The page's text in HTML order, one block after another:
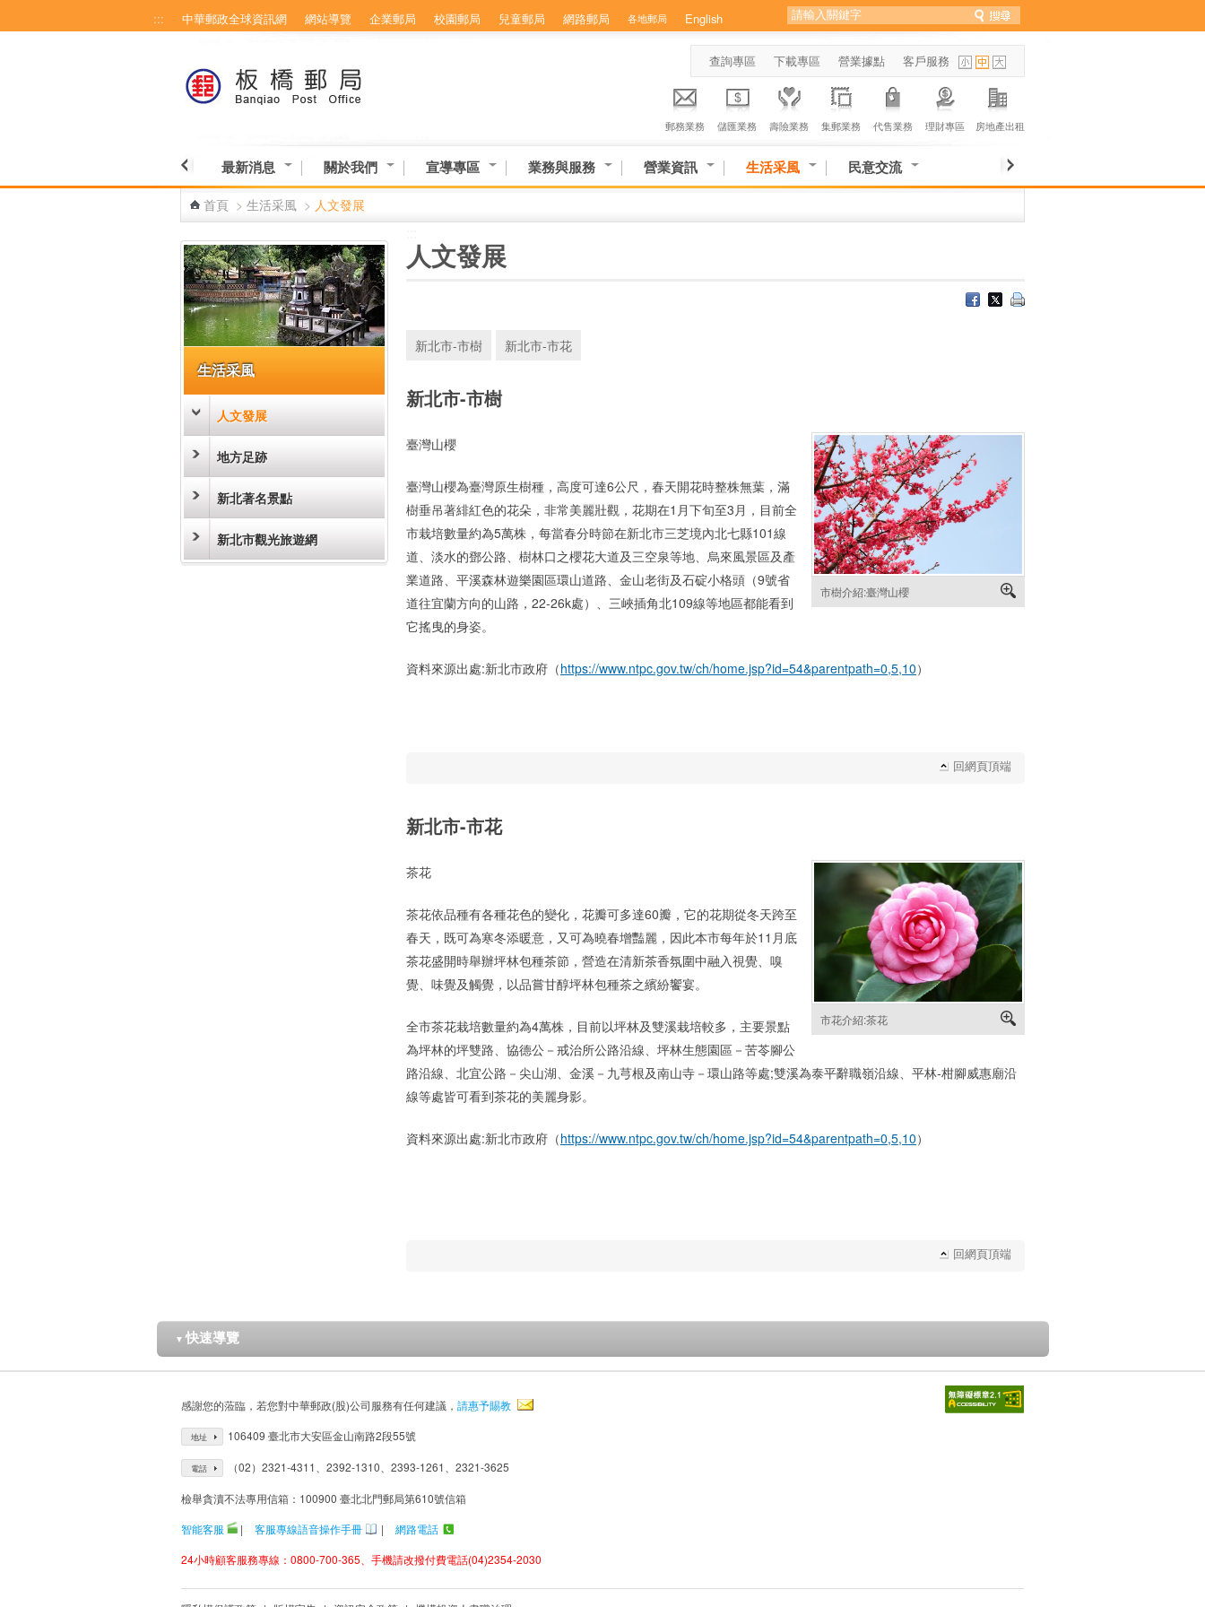
::: 中華郵政全球資訊網 網站導覽 企業郵局 校園郵局 兒童郵局 網路郵局 各地郵局 English
查詢專區 下載專區 營業據點 客戶服務
郵務業務 儲匯業務 壽險業務 集郵業務 代售業務 理財專區 房地產出租
最新消息 關於我們 宣導專區 業務與服務 營業資訊 生活采風 民意交流
首頁 > 生活采風 > 人文發展
生活采風
人文發展
地方足跡
新北著名景點
新北市觀光旅遊網
人文發展
新北市-市樹 新北市-市花
新北市-市樹
市樹介紹:臺灣山櫻
臺灣山櫻
臺灣山櫻為臺灣原生樹種，高度可達6公尺，春天開花時整株無葉，滿
樹垂吊著緋紅色的花朵，非常美麗壯觀，花期在1月下旬至3月，目前全
市栽培數量約為5萬株，每當春分時節在新北市三芝境內北七縣101線
道、淡水的鄧公路、樹林口之櫻花大道及三空泉等地、烏來風景區及產
業道路、平溪森林遊樂園區環山道路、金山老街及石碇小格頭（9號省
道往宜蘭方向的山路，22-26k處）、三峽插角北109線等地區都能看到
它搖曳的身姿。
資料來源出處:新北市政府（https://www.ntpc.gov.tw/ch/home.jsp?id=54&parentpath=0,5,10）
回網頁頂端
新北市-市花
市花介紹:茶花
茶花
茶花依品種有各種花色的變化，花瓣可多達60瓣，它的花期從冬天跨至
春天，既可為寒冬添暖意，又可為曉春增豔麗，因此本市每年於11月底
茶花盛開時舉辦坪林包種茶節，營造在清新茶香氛圍中融入視覺、嗅
覺、味覺及觸覺，以品嘗甘醇坪林包種茶之繽紛饗宴。
全市茶花栽培數量約為4萬株，目前以坪林及雙溪栽培較多，主要景點
為坪林的坪雙路、協德公－戒治所公路沿線、坪林生態園區－苦苓腳公
路沿線、北宜公路－尖山湖、金溪－九芎根及南山寺－環山路等處;雙溪為泰平辭職嶺沿線、平林-柑腳威惠廟沿
線等處皆可看到茶花的美麗身影。
資料來源出處:新北市政府（https://www.ntpc.gov.tw/ch/home.jsp?id=54&parentpath=0,5,10）
回網頁頂端
▼ 快速導覽
感謝您的蒞臨，若您對中華郵政(股)公司服務有任何建議， 請惠予賜教
地址 106409 臺北市大安區金山南路2段55號
電話 （02）2321-4311、2392-1310、2393-1261、2321-3625
檢舉貪瀆不法專用信箱：100900 臺北北門郵局第610號信箱
智能客服
| 客服專線語音操作手冊 |
網路電話
24小時顧客服務專線：0800-700-365、手機請改撥付費電話(04)2354-2030